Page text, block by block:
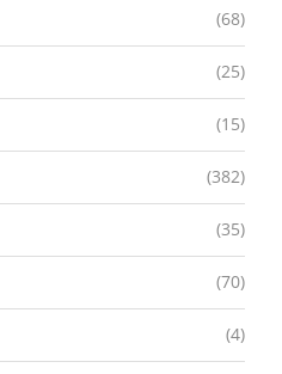
(68)
(25)
(15)
(382)
(35)
(70)
(4)